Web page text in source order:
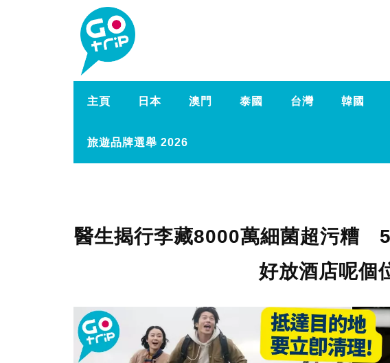
主頁 日本 澳門 泰國 台灣 韓國
旅遊品牌選舉 2026
醫生揭行李藏8000萬細菌超污糟
好放酒店呢個